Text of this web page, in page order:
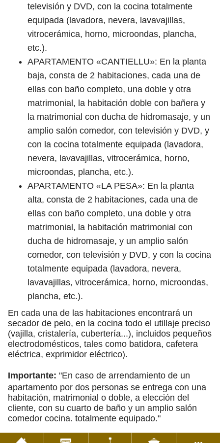
televisión y DVD, con la cocina totalmente
equipada (lavadora, nevera, lavavajillas,
vitrocerámica, horno, microondas, plancha,
etc.).
APARTAMENTO «CANTIELLU»: En la planta
baja, consta de 2 habitaciones, cada una de
ellas con baño completo, una doble y otra
matrimonial, la habitación doble con bañera y
la matrimonial con ducha de hidromasaje, y un
amplio salón comedor, con televisión y DVD, y
con la cocina totalmente equipada (lavadora,
nevera, lavavajillas, vitrocerámica, horno,
microondas, plancha, etc.).
APARTAMENTO «LA PESA»: En la planta
alta, consta de 2 habitaciones, cada una de
ellas con baño completo, una doble y otra
matrimonial, la habitación matrimonial con
ducha de hidromasaje, y un amplio salón
comedor, con televisión y DVD, y con la cocina
totalmente equipada (lavadora, nevera,
lavavajillas, vitrocerámica, horno, microondas,
plancha, etc.).
En cada una de las habitaciones encontrará un
secador de pelo, en la cocina todo el utillaje preciso
(vajilla, cristalería, cubertería...), incluidos pequeños
electrodomésticos, tales como batidora, cafetera
eléctrica, exprimidor eléctrico).
Importante: "En caso de arrendamiento de un
apartamento por dos personas se entrega con una
habitación, matrimonial o doble, a elección del
cliente, con su cuarto de baño y un amplio salón
comedor cocina. totalmente equipado."